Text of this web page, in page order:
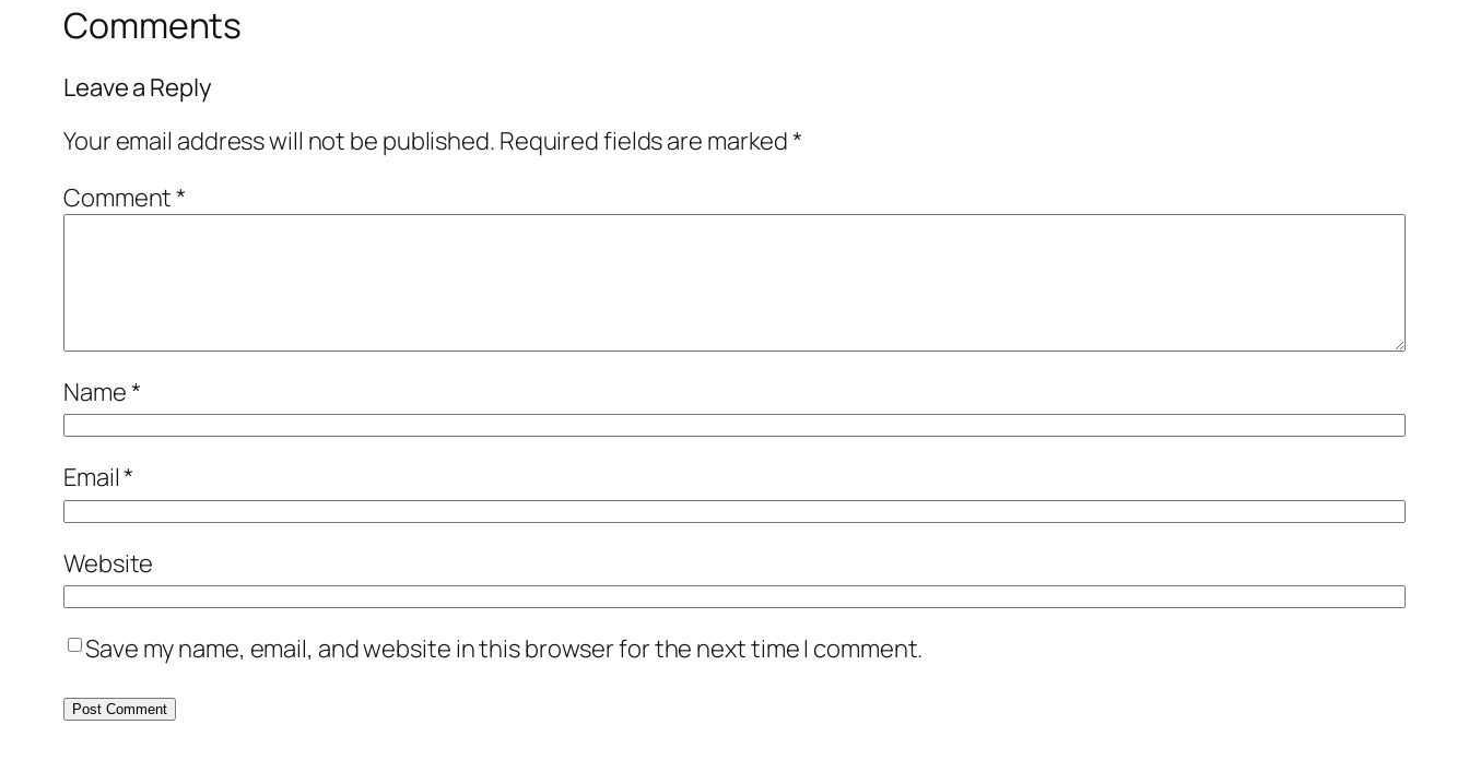
Comments
Leave a Reply
Your email address will not be published. Required fields are marked*
Comment*
Name*
Email*
Website
Save my name, email, and website in this browser for the next time I comment.